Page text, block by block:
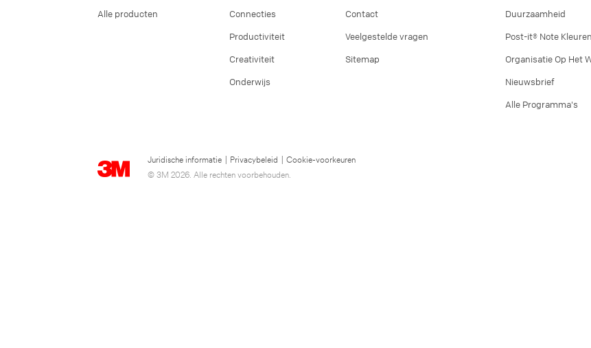
Alle producten Connecties
Productiviteit
Creativiteit
Onderwijs
Contact
Veelgestelde vragen
Sitemap
Duurzaamheid
Post-it® Note
Organisatie Op Het
Nieuwsbrief
Alle Programma's
Juridische informatie Privacybeleid
Cookie-voorkeuren
© 3M 2026. Alle rechten voorbehouden.